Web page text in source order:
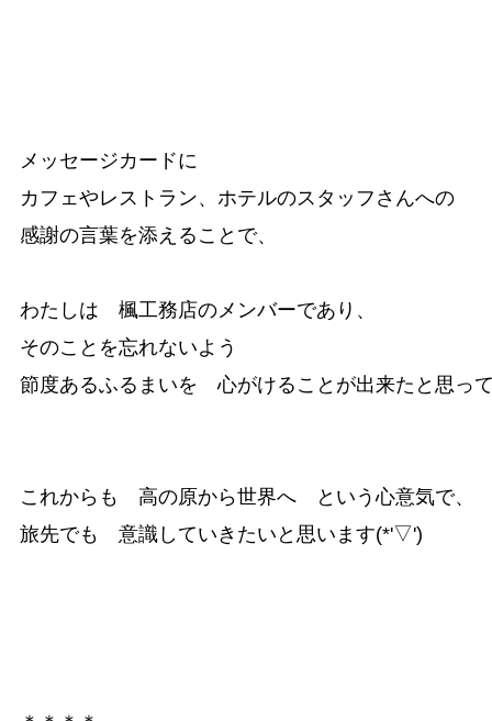
メッセージカードに
カフェやレストラン、ホテルのスタッフさんへの
感謝の言葉を添えることで、
わたしは　楓工務店のメンバーであり、
そのことを忘れないよう
節度あるふるまいを　心がけることが出来たと思っ
これからも　高の原から世界へ　という心意気で、
旅先でも　意識していきたいと思います(*'▽')